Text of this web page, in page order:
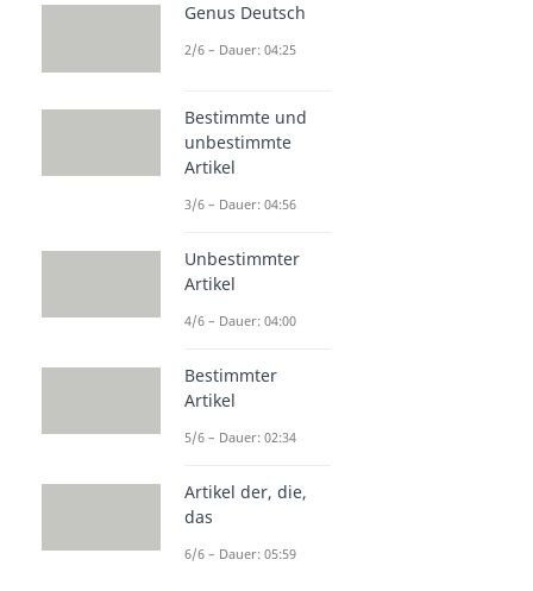
Genus Deutsch
2/6 – Dauer: 04:25
Bestimmte und
unbestimmte
Artikel
3/6 – Dauer: 04:56
Unbestimmter
Artikel
4/6 – Dauer: 04:00
Bestimmter
Artikel
5/6 – Dauer: 02:34
Artikel der, die,
das
6/6 – Dauer: 05:59